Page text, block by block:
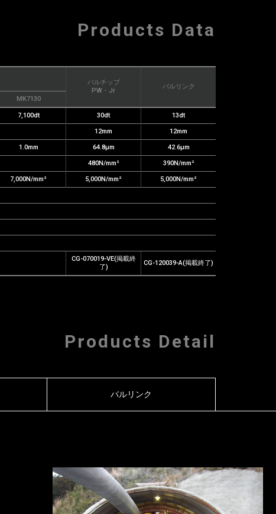
Products Data
バルチップ
PW・Jr
バルリンク
MK7130
7,100dt 30dt 13dt
12mm 12mm
1.0mm 64.8μm 42.6μm
480N/mm² 390N/mm²
7,000N/mm² 5,000N/mm² 5,000N/mm²
CG-070019-VE(掲載終
了)
CG-120039-A(掲載終了)
Products Detail
バルリンク